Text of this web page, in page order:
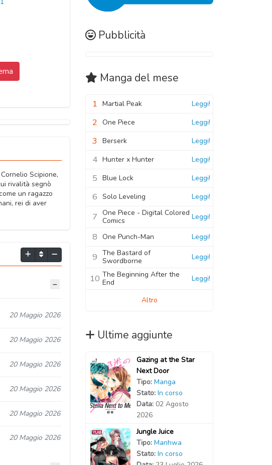
Scipione,
rivalità segnò
un ragazzo
rei di aver
20 Maggio 2026
20 Maggio 2026
20 Maggio 2026
20 Maggio 2026
20 Maggio 2026
20 Maggio 2026
Pubblicità
Manga del mese
1 Martial Peak Leggi!
2 One Piece Leggi!
3 Berserk Leggi!
4 Hunter x Hunter Leggi!
5 Blue Lock Leggi!
6 Solo Leveling Leggi!
7 One Piece - Digital Colored
Comics
Leggi!
8 One Punch-Man Leggi!
9 The Bastard of
Swordborne
Leggi!
10 The Beginning After the
End
Leggi!
Altro
Ultime aggiunte
Gazing at the Star
Next Door
Tipo: Manga
Stato: In corso
Data: 02 Agosto
2026
Jungle Juice
Tipo: Manhwa
Stato: In corso